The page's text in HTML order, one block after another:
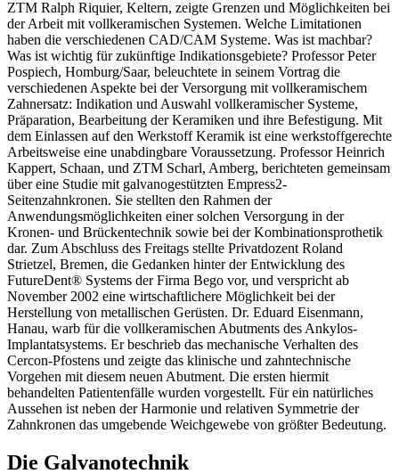
ZTM Ralph Riquier, Keltern, zeigte Grenzen und Möglichkeiten bei
der Arbeit mit vollkeramischen Systemen. Welche Limitationen
haben die verschiedenen CAD/CAM Systeme. Was ist machbar?
Was ist wichtig für zukünftige Indikationsgebiete? Professor Peter
Pospiech, Homburg/Saar, beleuchtete in seinem Vortrag die
verschiedenen Aspekte bei der Versorgung mit vollkeramischem
Zahnersatz: Indikation und Auswahl vollkeramischer Systeme,
Präparation, Bearbeitung der Keramiken und ihre Befestigung. Mit
dem Einlassen auf den Werkstoff Keramik ist eine werkstoffgerechte
Arbeitsweise eine unabdingbare Voraussetzung. Professor Heinrich
Kappert, Schaan, und ZTM Scharl, Amberg, berichteten gemeinsam
über eine Studie mit galvanogestützten Empress2-
Seitenzahnkronen. Sie stellten den Rahmen der
Anwendungsmöglichkeiten einer solchen Versorgung in der
Kronen- und Brückentechnik sowie bei der Kombinationsprothetik
dar. Zum Abschluss des Freitags stellte Privatdozent Roland
Strietzel, Bremen, die Gedanken hinter der Entwicklung des
FutureDent® Systems der Firma Bego vor, und verspricht ab
November 2002 eine wirtschaftlichere Möglichkeit bei der
Herstellung von metallischen Gerüsten. Dr. Eduard Eisenmann,
Hanau, warb für die vollkeramischen Abutments des Ankylos-
Implantatsystems. Er beschrieb das mechanische Verhalten des
Cercon-Pfostens und zeigte das klinische und zahntechnische
Vorgehen mit diesem neuen Abutment. Die ersten hiermit
behandelten Patientenfälle wurden vorgestellt. Für ein natürliches
Aussehen ist neben der Harmonie und relativen Symmetrie der
Zahnkronen das umgebende Weichgewebe von größter Bedeutung.
Die Galvanotechnik